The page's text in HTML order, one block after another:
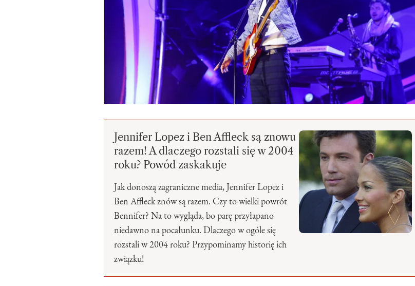
Jennifer Lopez i Ben Affleck są znowu
razem! A dlaczego rozstali się w 2004
roku? Powód zaskakuje
Jak donoszą zagraniczne media, Jennifer Lopez i
Ben Affleck znów są razem. Czy to wielki powrót
Bennifer? Na to wygląda, bo parę przyłapano
niedawno na pocałunku. Dlaczego w ogóle się
rozstali w 2004 roku? Przypominamy historię ich
związku!